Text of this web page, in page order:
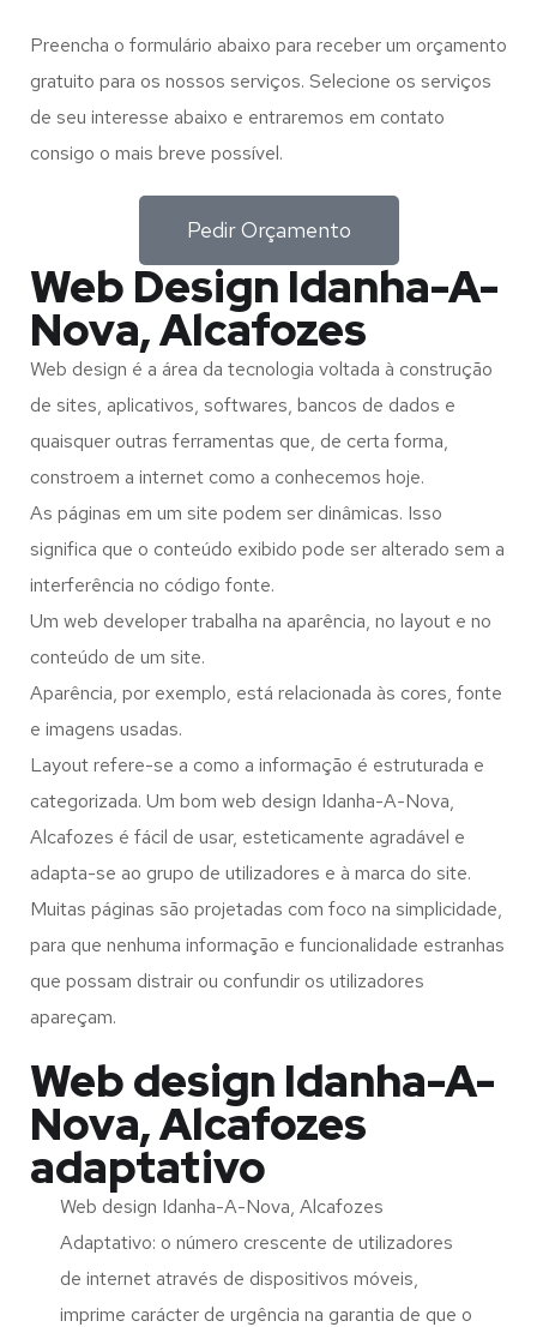
Preencha o formulário abaixo para receber um orçamento
gratuito para os nossos serviços. Selecione os serviços
de seu interesse abaixo e entraremos em contato
consigo o mais breve possível.
Pedir Orçamento
Web Design Idanha-A-
Nova, Alcafozes
Web design é a área da tecnologia voltada à construção
de sites, aplicativos, softwares, bancos de dados e
quaisquer outras ferramentas que, de certa forma,
constroem a internet como a conhecemos hoje.
As páginas em um site podem ser dinâmicas. Isso
significa que o conteúdo exibido pode ser alterado sem a
interferência no código fonte.
Um web developer trabalha na aparência, no layout e no
conteúdo de um site.
Aparência, por exemplo, está relacionada às cores, fonte
e imagens usadas.
Layout refere-se a como a informação é estruturada e
categorizada. Um bom web design Idanha-A-Nova,
Alcafozes é fácil de usar, esteticamente agradável e
adapta-se ao grupo de utilizadores e à marca do site.
Muitas páginas são projetadas com foco na simplicidade,
para que nenhuma informação e funcionalidade estranhas
que possam distrair ou confundir os utilizadores
apareçam.
Web design Idanha-A-
Nova, Alcafozes
adaptativo
Web design Idanha-A-Nova, Alcafozes
Adaptativo: o número crescente de utilizadores
de internet através de dispositivos móveis,
imprime carácter de urgência na garantia de que o